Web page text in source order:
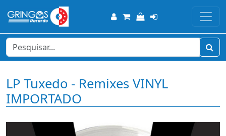
LP Tuxedo - Remixes VINYL
IMPORTADO